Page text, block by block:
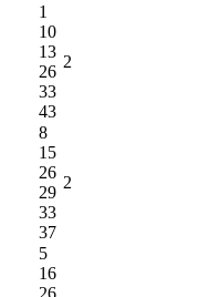
1
10
13
26
33
43
2
8
15
26
29
33
37
2
5
16
26